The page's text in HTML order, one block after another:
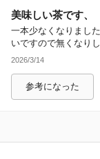
美味しい茶です、
一本少なくなりまし
いですので無くなり
2026/3/14
参考になった